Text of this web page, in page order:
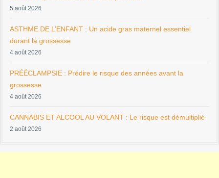
5 août 2026
ASTHME DE L’ENFANT : Un acide gras maternel essentiel
durant la grossesse
4 août 2026
PRÉÉCLAMPSIE : Prédire le risque des années avant la
grossesse
4 août 2026
CANNABIS ET ALCOOL AU VOLANT : Le risque est démultiplié
2 août 2026